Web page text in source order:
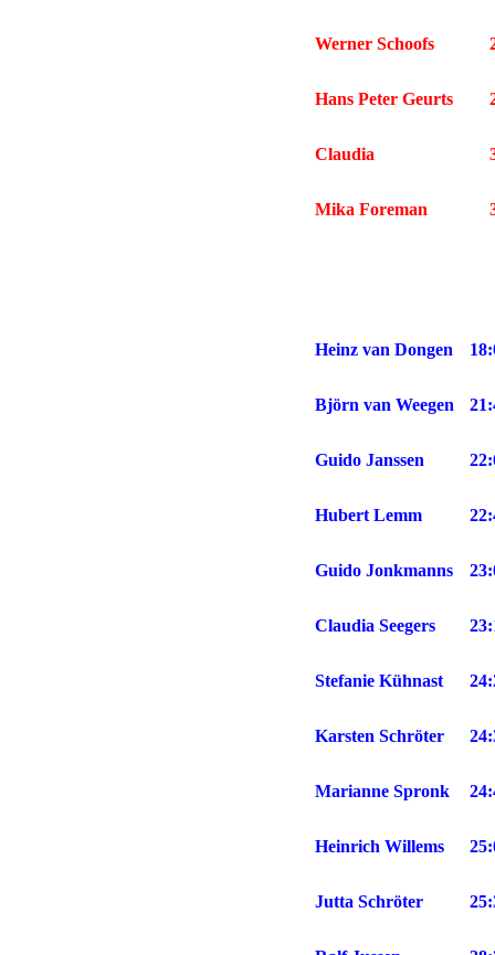
Werner Schoofs
Hans Peter Geurts
Claudia
Mika Foreman
Heinz van Dongen
Björn van Weegen
Guido Janssen
Hubert Lemm
Guido Jonkmanns
Claudia Seegers
Stefanie Kühnast
Karsten Schröter
Marianne Spronk
Heinrich Willems
Jutta Schröter